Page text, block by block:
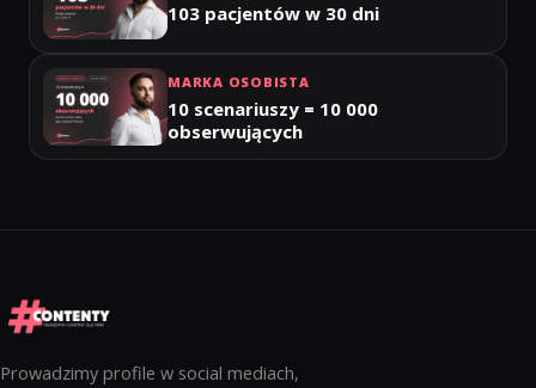
103 pacjentów w 30 dni
MARKA OSOBISTA
10 scenariuszy = 10 000
obserwujących
Prowadzimy profile w social mediach,